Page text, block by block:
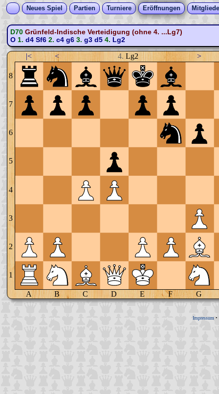
Neues Spiel Partien Turniere Eröffnungen
D70 Grünfeld-Indische Verteidigung (ohne 4. ...Lg7)
O1. d4 Sf62. c4 g63. g3 d54. Lg2
|< < 4. Lg2 >
8
7
6
5
4
3
2
1
A B C D E F G
Impressum •